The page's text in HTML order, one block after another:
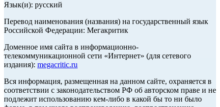
Язык(и): русский
Перевод наименования (названия) на государственный язык
Российской Федерации: Мегакритик
Доменное имя сайта в информационно-
телекоммуникационной сети «Интернет» (для сетевого
издания): megacritic.ru
Вся информация, размещенная на данном сайте, охраняется в
соответствии с законодательством РФ об авторском праве и не
подлежит использованию кем-либо в какой бы то ни было